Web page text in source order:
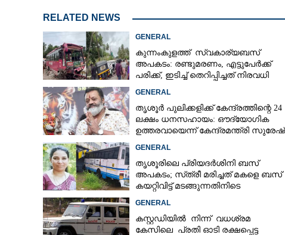
RELATED NEWS
GENERAL
കുന്നംകുളത്ത് സ്വകാര്യബസ്
അപകടം: രണ്ടുമരണം, എട്ടുപേർക്ക്
പരിക്ക്, ഇടിച്ച് തെറിപ്പിച്ചത് നിരവധി
GENERAL
തൃശൂർ പുലിക്കളിക്ക് കേന്ദ്രത്തിന്റെ 24
ലക്ഷം ധനസഹായം: ഔദ്യോഗിക
ഉത്തരവായെന്ന് കേന്ദ്രമന്ത്രി സുരേഷ്
GENERAL
തൃശൂരിലെ പ്രിയദർശിനി ബസ്
അപകടം; സ്‌ത്രീ മരിച്ചത് മകളെ ബസ്
കയറ്റിവിട്ട് മടങ്ങുന്നതിനിടെ
GENERAL
കസ്റ്റഡിയിൽ നിന്ന് വധശ്രമ
കേസിലെ പ്രതി ഓടി രക്ഷപ്പെട്ട